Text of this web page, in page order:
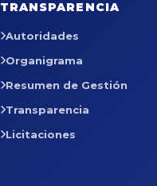
TRANSPARENCIA
Autoridades
Organigrama
Resumen de Gestión
Transparencia
Licitaciones